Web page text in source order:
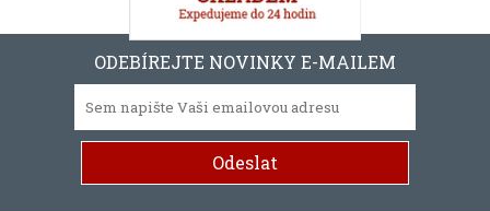
ODEBÍREJTE NOVINKY E-MAILEM